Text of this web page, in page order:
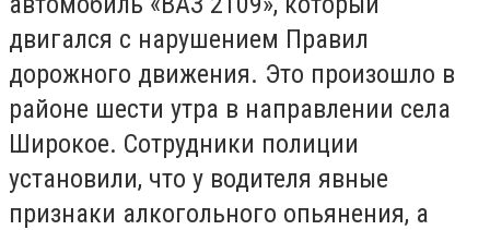
двигался с нарушением Правил
дорожного движения. Это произошло в
районе шести утра в направлении села
Широкое. Сотрудники полиции
установили, что у водителя явные
признаки алкогольного опьянения, а